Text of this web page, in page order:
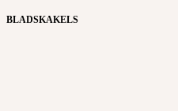
BLADSKAKELS